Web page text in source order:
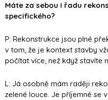
Máte za sebou i řadu
specifického?
P: Rekonstrukce jsou plné
v tom, že je kontext stavby
počítat více, než když stavíte
L: Já osobně mám raději
zelené louce. Je příjemné se